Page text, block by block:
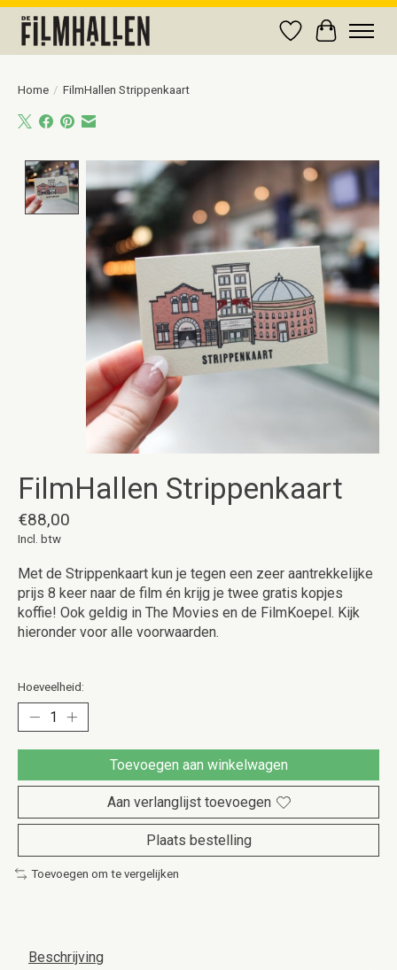
Verlanglijst
Home / FilmHallen Strippenkaart
Product image slideshow Items
FilmHallen Strippenkaart
€88,00
Incl. btw
Met de Strippenkaart kun je tegen een zeer aantrekkelijke
prijs 8 keer naar de film én krijg je twee gratis kopjes
koffie! Ook geldig in The Movies en de FilmKoepel. Kijk
hieronder voor alle voorwaarden.
Hoeveelheid:
Toevoegen aan winkelwagen
Aan verlanglijst toevoegen
Plaats bestelling
Toevoegen om te vergelijken
Beschrijving